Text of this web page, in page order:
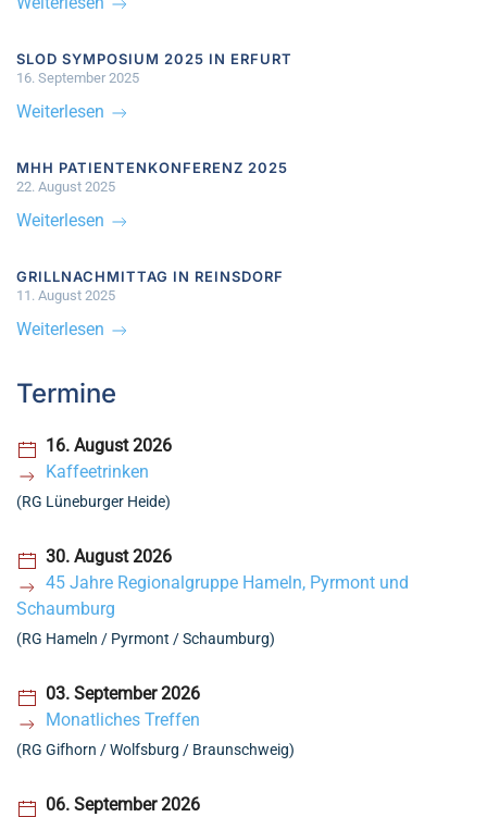
SLOD SYMPOSIUM 2025 IN ERFURT
16. September 2025
Weiterlesen
MHH PATIENTENKONFERENZ 2025
22. August 2025
Weiterlesen
GRILLNACHMITTAG IN REINSDORF
11. August 2025
Weiterlesen
Termine
16. August 2026
Kaffeetrinken
(RG Lüneburger Heide)
30. August 2026
45 Jahre Regionalgruppe Hameln, Pyrmont und
Schaumburg
(RG Hameln / Pyrmont / Schaumburg)
03. September 2026
Monatliches Treffen
(RG Gifhorn / Wolfsburg / Braunschweig)
06. September 2026